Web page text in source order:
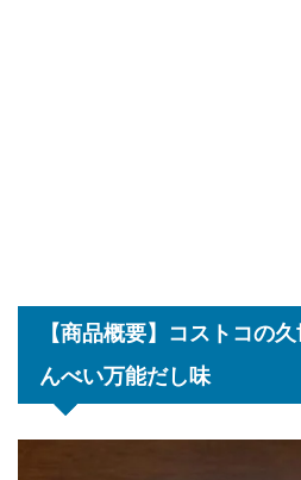
【商品概要】コストコの
んべい万能だし味